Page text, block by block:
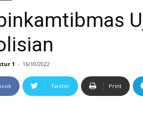
1 - 16/10/2022
Twitter Print